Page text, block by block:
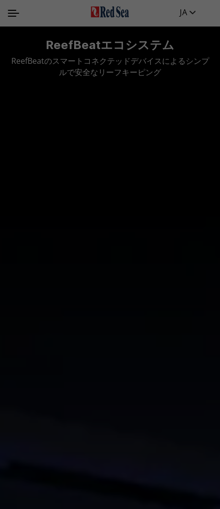
JA
の給餌が結果を大き
く変える！
85％のエネルギーを光から得ています。残りは餌
新製品！
ReefControl
テムをコントロールする究極のソリュ
エコシステム
マートコネクテッドデバイスによるシンプ
ルで安全なリーフキーピング
新製品！
REEFER G3シリーズ
最大50％の循環効率が向上！
新製品！
REEFER G3シリ
フル装備のプラグ&プレイ・リーフ
ReefLED G2シリー
よりパワフル、もっと成長、さらな
4液構成のコンプリートリ
本数と測定が減っても、変わら
果！